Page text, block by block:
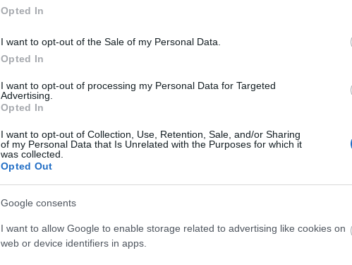
Opted In
I want to opt-out of the Sale of my Personal Data.
Opted In
I want to opt-out of processing my Personal Data for Targeted
Advertising.
Opted In
I want to opt-out of Collection, Use, Retention, Sale, and/or Sharing
of my Personal Data that Is Unrelated with the Purposes for which it
was collected.
Opted Out
Google consents
I want to allow Google to enable storage related to advertising like cookies on
web or device identifiers in apps.